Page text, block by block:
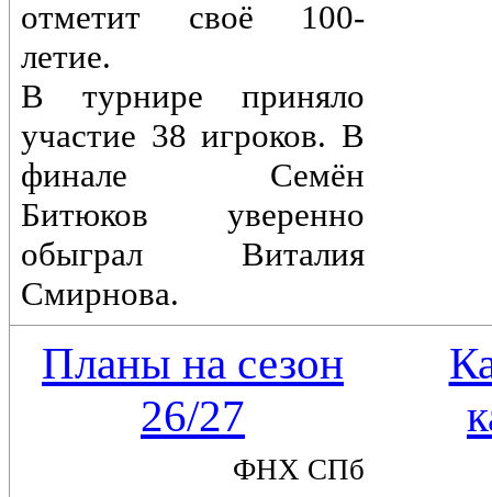
отметит своё 100-
летие.
В турнире приняло
участие 38 игроков. В
финале Семён
Битюков уверенно
обыграл Виталия
Смирнова.
Планы на сезон
26/27
ФНХ СПб